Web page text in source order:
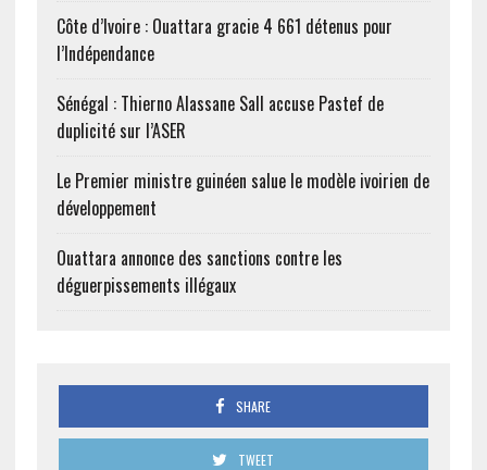
Côte d’Ivoire : Ouattara gracie 4 661 détenus pour
l’Indépendance
Sénégal : Thierno Alassane Sall accuse Pastef de
duplicité sur l’ASER
Le Premier ministre guinéen salue le modèle ivoirien de
développement
Ouattara annonce des sanctions contre les
déguerpissements illégaux
SHARE
TWEET